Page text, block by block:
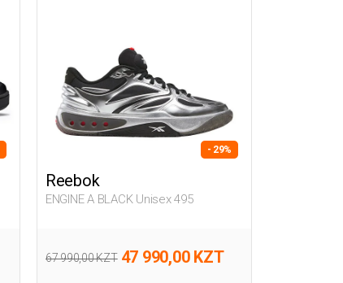
- 29%
Reebok
ENGINE A BLACK Unisex 495
67 990,00 KZT 47 990,00 KZT